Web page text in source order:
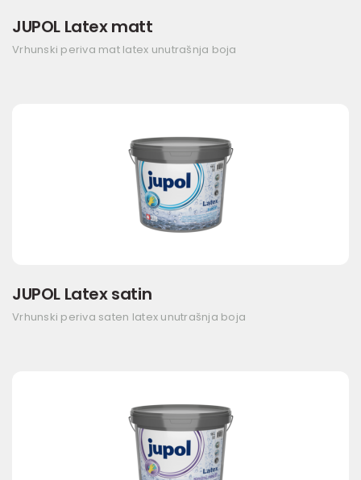
JUPOL Latex matt
Vrhunski periva mat latex unutrašnja boja
JUPOL Latex satin
Vrhunski periva saten latex unutrašnja boja